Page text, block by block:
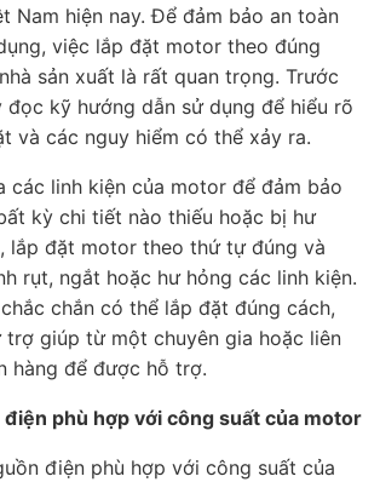
Nam hiện nay. Để đảm bảo an toàn
việc lắp đặt motor theo đúng
sản xuất là rất quan trọng. Trước
đọc kỹ hướng dẫn sử dụng để hiểu rõ
và các nguy hiểm có thể xảy ra.
các linh kiện của motor để đảm bảo
kỳ chi tiết nào thiếu hoặc bị hư
lắp đặt motor theo thứ tự đúng và
rụt, ngắt hoặc hư hỏng các linh kiện.
chắn có thể lắp đặt đúng cách,
trợ giúp từ một chuyên gia hoặc liên
hàng để được hỗ trợ.
phù hợp với công suất của motor
điện phù hợp với công suất của